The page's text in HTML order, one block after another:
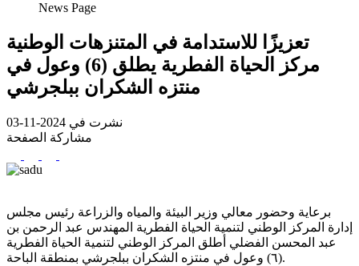
News Page
تعزيزًا للاستدامة في المتنزهات الوطنية
مركز الحياة الفطرية يطلق (6) وعول في
منتزه الشكران ببلجرشي
نشرت في 2024-11-03
مشاركة الصفحة
برعاية وحضور معالي وزير البيئة والمياه والزراعة رئيس مجلس
إدارة المركز الوطني لتنمية الحياة الفطرية المهندس عبد الرحمن بن
عبد المحسن الفضلي أطلق المركز الوطني لتنمية الحياة الفطرية
(٦) وعول في منتزه الشكران ببلجرشي بمنطقة الباحة.